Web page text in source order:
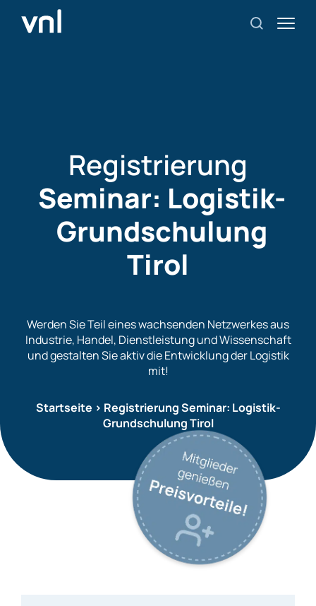
Registrierung
Seminar: Logistik-
Grundschulung
Tirol
Werden Sie Teil eines wachsenden Netzwerkes aus
Industrie, Handel, Dienstleistung und Wissenschaft
und gestalten Sie aktiv die Entwicklung der Logistik
mit!
Startseite > Registrierung Seminar: Logistik-
Grundschulung Tirol